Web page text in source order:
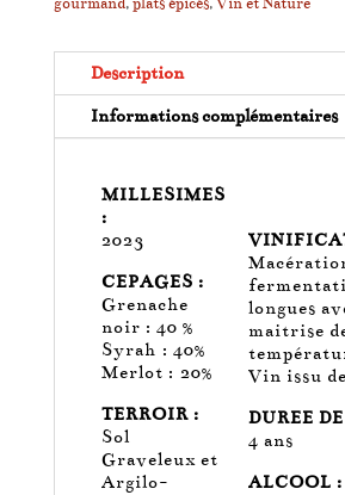
gourmand,plats épicés,Vin et Nature
Description
Informations complémentaires
MILLESIMES
:
2023
CEPAGES :
Grenache
noir : 40 %
Syrah : 40%
Merlot : 20%
TERROIR :
Sol
Graveleux et
Argilo-
longues
maitrise
Vin issu
DUREE
4 ans
ALCOOL :